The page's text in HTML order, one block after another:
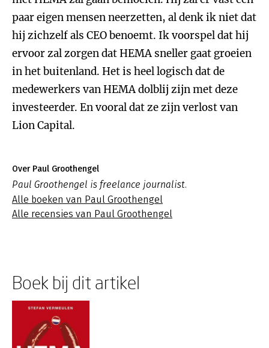
paar eigen mensen neerzetten, al denk ik niet dat
hij zichzelf als CEO benoemt. Ik voorspel dat hij
ervoor zal zorgen dat HEMA sneller gaat groeien
in het buitenland. Het is heel logisch dat de
medewerkers van HEMA dolblij zijn met deze
investeerder. En vooral dat ze zijn verlost van
Lion Capital.
Over Paul Groothengel
Paul Groothengel is freelance journalist.
Alle boeken van Paul Groothengel
Alle recensies van Paul Groothengel
Boek bij dit artikel